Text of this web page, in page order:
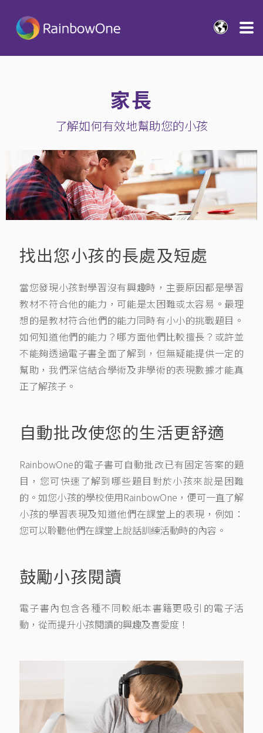
家長
了解如何有效地幫助您的小孩
找出您小孩的長處及短處
當您發現小孩對學習沒有興趣時，主要原因都是學習
教材不符合他的能力，可能是太困難或太容易。最理
想的是教材符合他們的能力同時有小小的挑戰題目。
如何知道他們的能力？哪方面他們比較擅長？或許並
不能夠透過電子書全面了解到，但無疑能提供一定的
幫助，我們深信結合學術及非學術的表現數據才能真
正了解孩子。
自動批改使您的生活更舒適
RainbowOne的電子書可自動批改已有固定答案的題
目，您可快速了解到哪些題目對於小孩來說是困難
的。如您小孩的學校使用RainbowOne，便可一直了解
小孩的學習表現及知道他們在課堂上的表現，例如：
您可以聆聽他們在課堂上說話訓練活動時的內容。
鼓勵小孩閱讀
電子書內包含各種不同較紙本書籍更吸引的電子活
動，從而提升小孩閱讀的興趣及喜愛度！